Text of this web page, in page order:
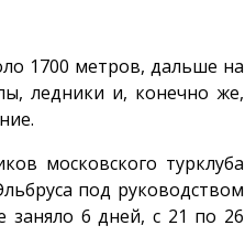
1700 метров, дальше на
ледники и, конечно же,
московского турклуба
под руководством
заняло 6 дней, с 21 по 26